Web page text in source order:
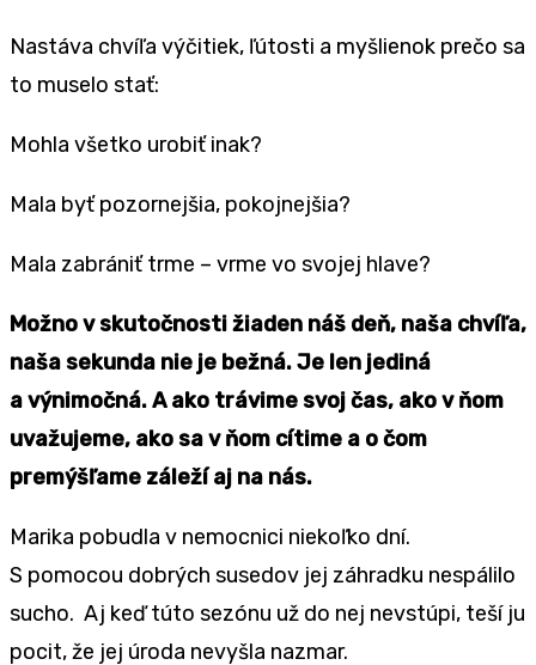
Nastáva chvíľa výčitiek, ľútosti a myšlienok prečo sa
to muselo stať:
Mohla všetko urobiť inak?
Mala byť pozornejšia, pokojnejšia?
Mala zabrániť trme – vrme vo svojej hlave?
Možno v skutočnosti žiaden náš deň, naša chvíľa,
naša sekunda nie je bežná. Je len jediná
a výnimočná. A ako trávime svoj čas, ako v ňom
uvažujeme, ako sa v ňom cítime a o čom
premýšľame záleží aj na nás.
Marika pobudla v nemocnici niekoľko dní.
S pomocou dobrých susedov jej záhradku nespálilo
sucho. Aj keď túto sezónu už do nej nevstúpi, teší ju
pocit, že jej úroda nevyšla nazmar.